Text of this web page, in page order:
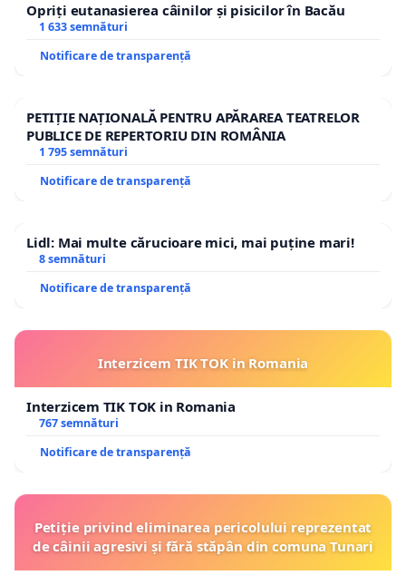
Opriți eutanasierea câinilor și pisicilor în Bacău
1 633 semnături
Notificare de transparență
PETIȚIE NAȚIONALĂ PENTRU APĂRAREA TEATRELOR
PUBLICE DE REPERTORIU DIN ROMÂNIA
1 795 semnături
Notificare de transparență
Lidl: Mai multe cărucioare mici, mai puține mari!
8 semnături
Notificare de transparență
Interzicem TIK TOK in Romania
Interzicem TIK TOK in Romania
767 semnături
Notificare de transparență
Petiție privind eliminarea pericolului reprezentat
de câinii agresivi și fără stăpân din comuna Tunari